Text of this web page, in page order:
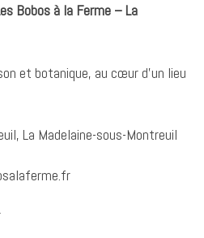
Bobos à la Ferme – La
et botanique, au cœur d’un lieu
La Madelaine-sous-Montreuil